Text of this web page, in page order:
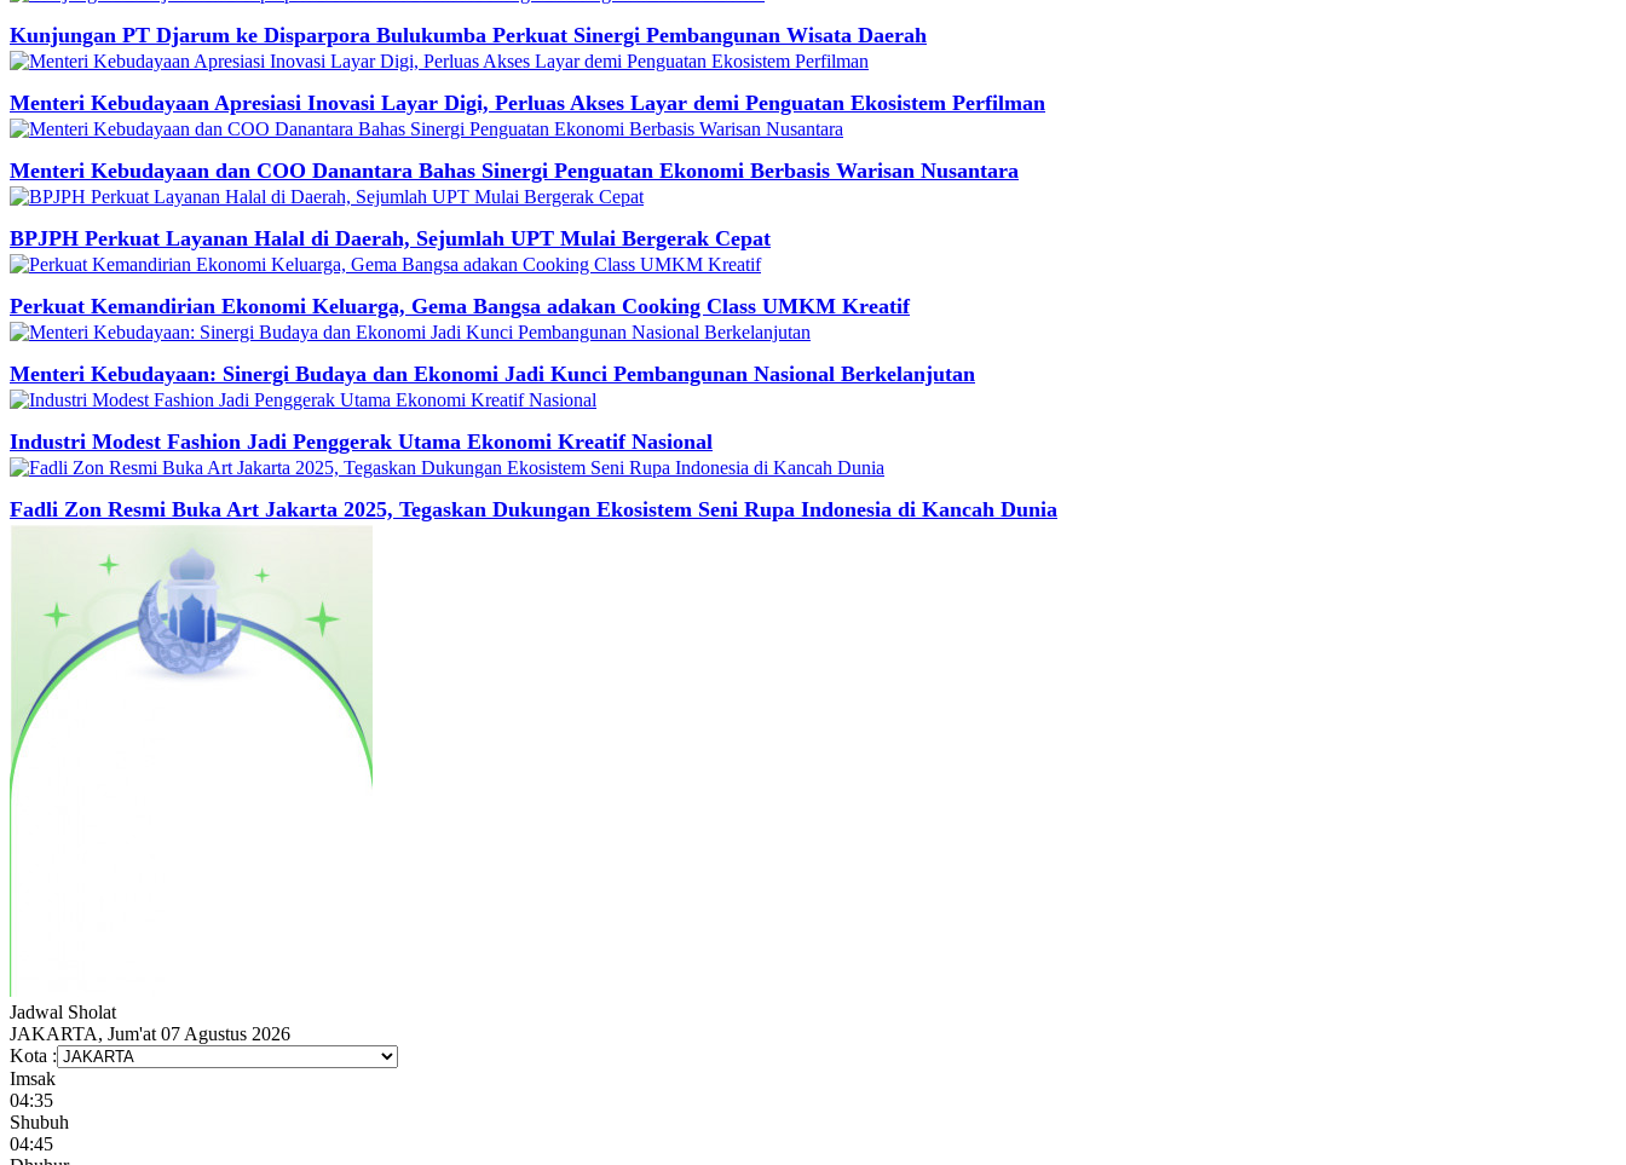
Kunjungan PT Djarum ke Disparpora Bulukumba Perkuat Sinergi Pembangunan Wisata Daerah
Menteri Kebudayaan Apresiasi Inovasi Layar Digi, Perluas Akses Layar demi Penguatan Ekosistem Perfilman
Menteri Kebudayaan dan COO Danantara Bahas Sinergi Penguatan Ekonomi Berbasis Warisan Nusantara
BPJPH Perkuat Layanan Halal di Daerah, Sejumlah UPT Mulai Bergerak Cepat
Perkuat Kemandirian Ekonomi Keluarga, Gema Bangsa adakan Cooking Class UMKM Kreatif
Menteri Kebudayaan: Sinergi Budaya dan Ekonomi Jadi Kunci Pembangunan Nasional Berkelanjutan
Industri Modest Fashion Jadi Penggerak Utama Ekonomi Kreatif Nasional
Fadli Zon Resmi Buka Art Jakarta 2025, Tegaskan Dukungan Ekosistem Seni Rupa Indonesia di Kancah Dunia
Jadwal Sholat
JAKARTA, Jum'at 07 Agustus 2026
Kota :
Imsak
04:35
Shubuh
04:45